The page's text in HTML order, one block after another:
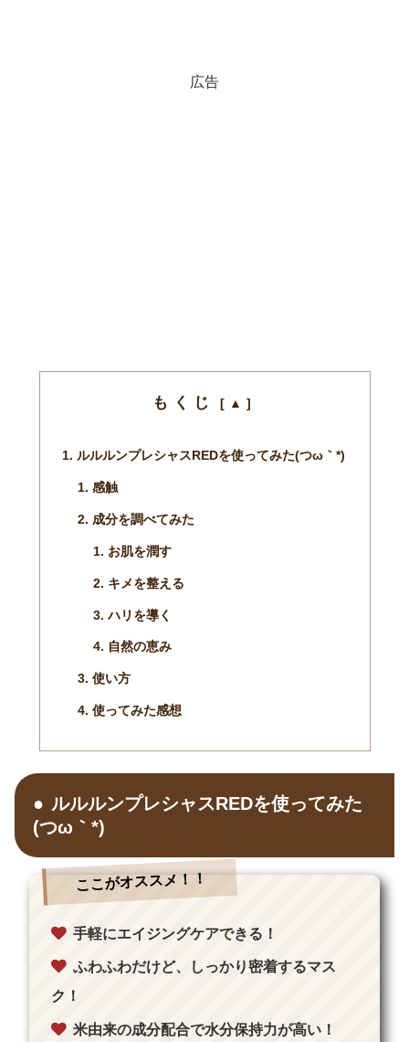
広告
もくじ
ルルルンプレシャスREDを使ってみた(つω｀*)
感触
成分を調べてみた
お肌を潤す
キメを整える
ハリを導く
自然の恵み
使い方
使ってみた感想
ルルルンプレシャスREDを使ってみた
(つω｀*)
ここがオススメ！！
手軽にエイジングケアできる！
ふわふわだけど、しっかり密着するマス
ク！
米由来の成分配合で水分保持力が高い！